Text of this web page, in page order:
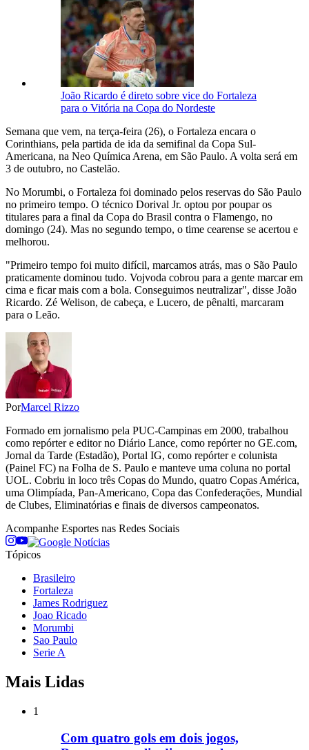
João Ricardo é direto sobre vice do Fortaleza
para o Vitória na Copa do Nordeste
Semana que vem, na terça-feira (26), o Fortaleza encara o
Corinthians, pela partida de ida da semifinal da Copa Sul-
Americana, na Neo Química Arena, em São Paulo. A volta será em
3 de outubro, no Castelão.
No Morumbi, o Fortaleza foi dominado pelos reservas do São Paulo
no primeiro tempo. O técnico Dorival Jr. optou por poupar os
titulares para a final da Copa do Brasil contra o Flamengo, no
domingo (24). Mas no segundo tempo, o time cearense se acertou e
melhorou.
"Primeiro tempo foi muito difícil, marcamos atrás, mas o São Paulo
praticamente dominou tudo. Vojvoda cobrou para a gente marcar em
cima e ficar mais com a bola. Conseguimos neutralizar", disse João
Ricardo. Zé Welison, de cabeça, e Lucero, de pênalti, marcaram
para o Leão.
PorMarcel Rizzo
Formado em jornalismo pela PUC-Campinas em 2000, trabalhou
como repórter e editor no Diário Lance, como repórter no GE.com,
Jornal da Tarde (Estadão), Portal IG, como repórter e colunista
(Painel FC) na Folha de S. Paulo e manteve uma coluna no portal
UOL. Cobriu in loco três Copas do Mundo, quatro Copas América,
uma Olimpíada, Pan-Americano, Copa das Confederações, Mundial
de Clubes, Eliminatórias e finais de diversos campeonatos.
Acompanhe Esportes nas Redes Sociais
Tópicos
Brasileiro
Fortaleza
James Rodriguez
Joao Ricado
Morumbi
Sao Paulo
Serie A
Mais Lidas
1
Com quatro gols em dois jogos,